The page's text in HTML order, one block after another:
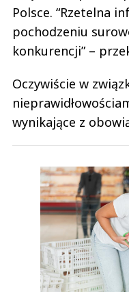
Polsce. “Rzetelna
pochodzeniu
konkurencji” –
Oczywiście w
wynikające z